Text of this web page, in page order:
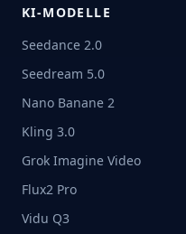
KI-MODELLE
Seedance 2.0
Seedream 5.0
Nano Banane 2
Kling 3.0
Grok Imagine Video
Flux2 Pro
Vidu Q3